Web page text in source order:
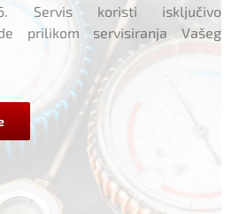
Servis koristi isključivo
prilikom servisiranja Vašeg